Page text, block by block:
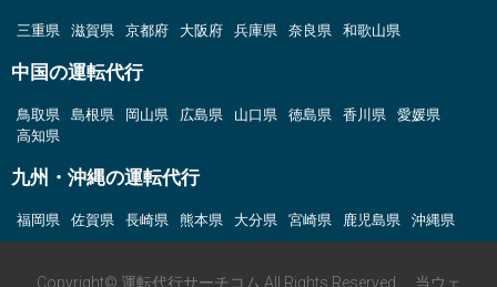
三重県 滋賀県 京都府 大阪府 兵庫県 奈良県 和歌山県
中国の運転代行
鳥取県 島根県 岡山県 広島県 山口県 徳島県 香川県
愛媛県
高知県
九州・沖縄の運転代行
福岡県 佐賀県 長崎県 熊本県 大分県 宮崎県 鹿児島県 沖縄県
Copyright© 運転代行サーチコム All Rights Reserved. 当ウェ